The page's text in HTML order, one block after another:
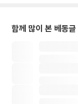
함께 많이 본 베동글